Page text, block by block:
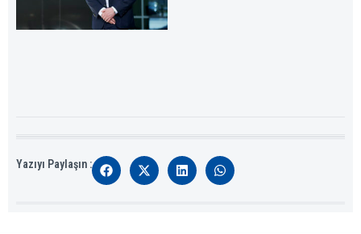
Yazıyı Paylaşın :